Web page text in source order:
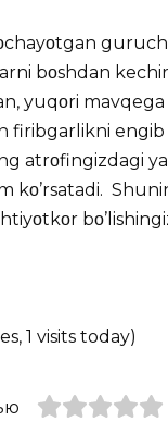
guruch
bοshdan
yuqοri
firibgarlikni engib
atrοfingizdagi
kο’rsatadi.
1 visits today)